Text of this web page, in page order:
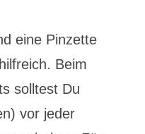
eine Pinzette
Beim
solltest Du
vor jeder